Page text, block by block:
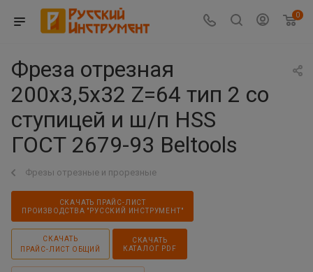
0
Фреза отрезная
200х3,5х32 Z=64 тип 2 со
ступицей и ш/п HSS
ГОСТ 2679-93 Beltools
Фрезы отрезные и прорезные
СКАЧАТЬ ПРАЙС-ЛИСТ
ПРОИЗВОДСТВА "РУССКИЙ ИНСТРУМЕНТ"
СКАЧАТЬ
ПРАЙС-ЛИСТ ОБЩИЙ
СКАЧАТЬ
КАТАЛОГ PDF